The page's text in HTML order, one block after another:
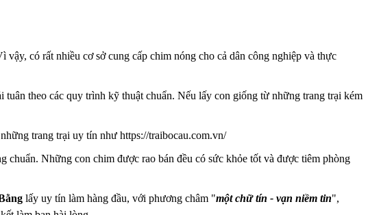
có rất nhiều cơ sở cung cấp chim nóng cho cả dân công nghiệp và thực
theo các quy trình kỹ thuật chuẩn. Nếu lấy con giống từ những trang trại kém
trang trại uy tín như https://traibocau.com.vn/
Những con chim được rao bán đều có sức khỏe tốt và được tiêm phòng
lấy uy tín làm hàng đầu, với phương châm "một chữ tín - vạn niềm tin",